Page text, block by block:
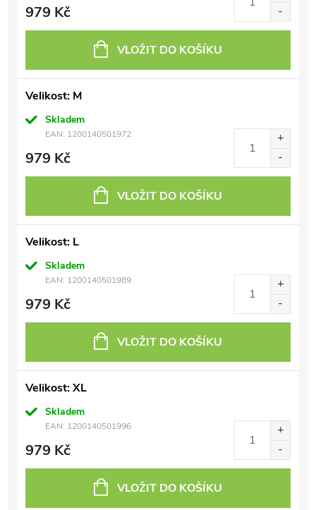
979 Kč
VLOŽIT DO KOŠÍKU
Velikost: M
Skladem
EAN: 1200140501972
979 Kč
VLOŽIT DO KOŠÍKU
Velikost: L
Skladem
EAN: 1200140501989
979 Kč
VLOŽIT DO KOŠÍKU
Velikost: XL
Skladem
EAN: 1200140501996
979 Kč
VLOŽIT DO KOŠÍKU